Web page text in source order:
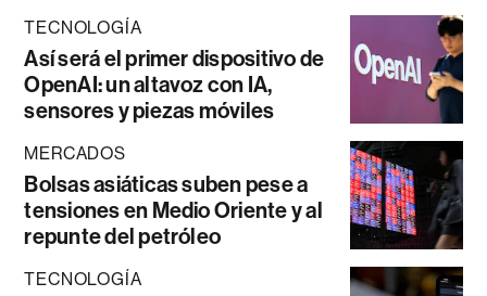
TECNOLOGÍA
Así será el primer dispositivo de
OpenAI: un altavoz con IA,
sensores y piezas móviles
MERCADOS
Bolsas asiáticas suben pese a
tensiones en Medio Oriente y al
repunte del petróleo
TECNOLOGÍA